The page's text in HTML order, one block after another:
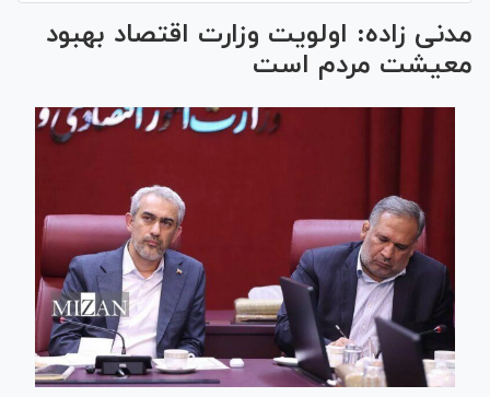
مدنی زاده: اولویت وزارت اقتصاد بهبود
معیشت مردم است